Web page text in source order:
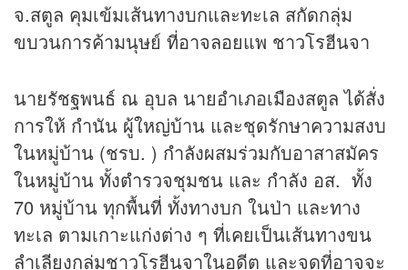
จ.สตูล คุมเข้มเส้นทางบกและทะเล สกัดกลุ่ม
ขบวนการค้ามนุษย์ ที่อาจลอยแพ ชาวโรฮีนจา
นายรัชฐพนธ์ ณ อุบล นายอำเภอเมืองสตูล ได้สั่ง
การให้ กำนัน ผู้ใหญ่บ้าน และชุดรักษาความสงบ
ในหมู่บ้าน (ชรบ. ) กำลังผสมร่วมกับอาสาสมัคร
ในหมู่บ้าน ทั้งตำรวจชุมชน และ กำลัง อส. ทั้ง
70 หมู่บ้าน ทุกพื้นที่ ทั้งทางบก ในป่า และทาง
ทะเล ตามเกาะแก่งต่าง ๆ ที่เคยเป็นเส้นทางขน
ลำเลียงกลุ่มชาวโรฮีนจาในอดีต และจุดที่อาจจะ